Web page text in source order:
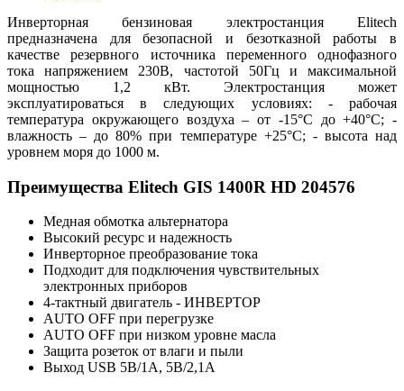
Инверторная бензиновая электростанция Elitech
предназначена для безопасной и безотказной работы в
качестве резервного источника переменного однофазного
тока напряжением 230В, частотой 50Гц и максимальной
мощностью 1,2 кВт. Электростанция может
эксплуатироваться в следующих условиях: - рабочая
температура окружающего воздуха – от -15°С до +40°С; -
влажность – до 80% при температуре +25°С; - высота над
уровнем моря до 1000 м.
Преимущества Elitech GIS 1400R HD 204576
Медная обмотка альтернатора
Высокий ресурс и надежность
Инверторное преобразование тока
Подходит для подключения чувствительных
электронных приборов
4-тактный двигатель - ИНВЕРТОР
AUTO OFF при перегрузке
AUTO OFF при низком уровне масла
Защита розеток от влаги и пыли
Выход USB 5В/1А, 5В/2,1А